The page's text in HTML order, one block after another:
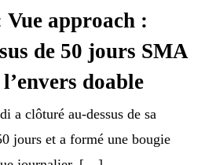
approach :
de 50 jours SMA
doable
a clôturé au-dessus de sa
jours et a formé une bougie